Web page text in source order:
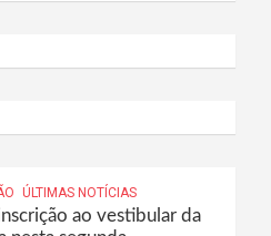
ÚLTIMAS NOTÍCIAS
ao vestibular da